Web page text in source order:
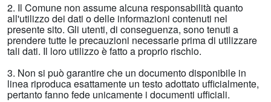
2. Il Comune non assume alcuna responsabilità quanto
all'utilizzo dei dati o delle informazioni contenuti nel
presente sito. Gli utenti, di conseguenza, sono tenuti a
prendere tutte le precauzioni necessarie prima di utilizzare
tali dati. Il loro utilizzo è fatto a proprio rischio.
3. Non si può garantire che un documento disponibile in
linea riproduca esattamente un testo adottato ufficialmente,
pertanto fanno fede unicamente i documenti ufficiali.